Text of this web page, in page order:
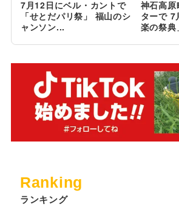
7月12日にベル・カントで
「せとだパリ祭」 福山のシ
ャンソン...
神石高
ターで 7
楽の祭典
Ranking
ランキング